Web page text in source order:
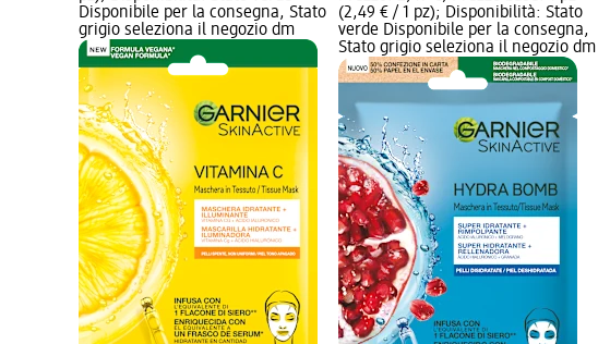
Disponibile per la consegna, Stato
grigio seleziona il negozio dm
(2,49 € / 1 pz); Disponibilità: Stato
verde Disponibile per la consegna,
Stato grigio seleziona il negozio dm